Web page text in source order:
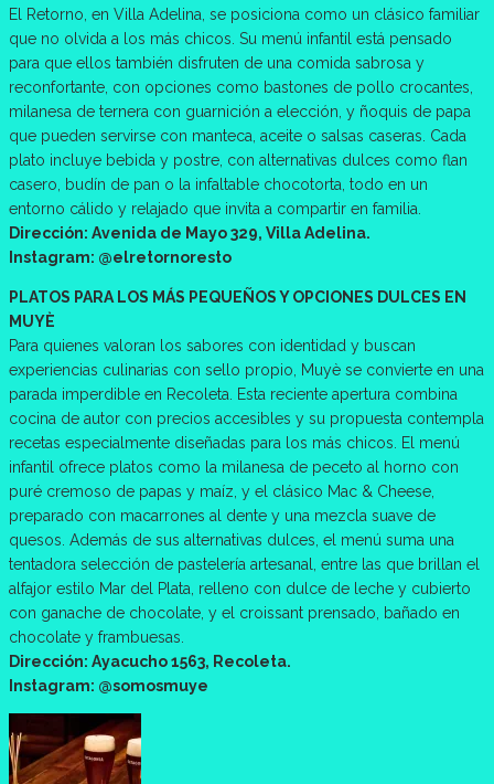
El Retorno, en Villa Adelina, se posiciona como un clásico familiar
que no olvida a los más chicos. Su menú infantil está pensado
para que ellos también disfruten de una comida sabrosa y
reconfortante, con opciones como bastones de pollo crocantes,
milanesa de ternera con guarnición a elección, y ñoquis de papa
que pueden servirse con manteca, aceite o salsas caseras. Cada
plato incluye bebida y postre, con alternativas dulces como flan
casero, budín de pan o la infaltable chocotorta, todo en un
entorno cálido y relajado que invita a compartir en familia.
Dirección: Avenida de Mayo 329, Villa Adelina.
Instagram: @elretornoresto
PLATOS PARA LOS MÁS PEQUEÑOS Y OPCIONES DULCES EN
MUYÈ
Para quienes valoran los sabores con identidad y buscan
experiencias culinarias con sello propio, Muyè se convierte en una
parada imperdible en Recoleta. Esta reciente apertura combina
cocina de autor con precios accesibles y su propuesta contempla
recetas especialmente diseñadas para los más chicos. El menú
infantil ofrece platos como la milanesa de peceto al horno con
puré cremoso de papas y maíz, y el clásico Mac & Cheese,
preparado con macarrones al dente y una mezcla suave de
quesos. Además de sus alternativas dulces, el menú suma una
tentadora selección de pastelería artesanal, entre las que brillan el
alfajor estilo Mar del Plata, relleno con dulce de leche y cubierto
con ganache de chocolate, y el croissant prensado, bañado en
chocolate y frambuesas.
Dirección: Ayacucho 1563, Recoleta.
Instagram: @somosmuye